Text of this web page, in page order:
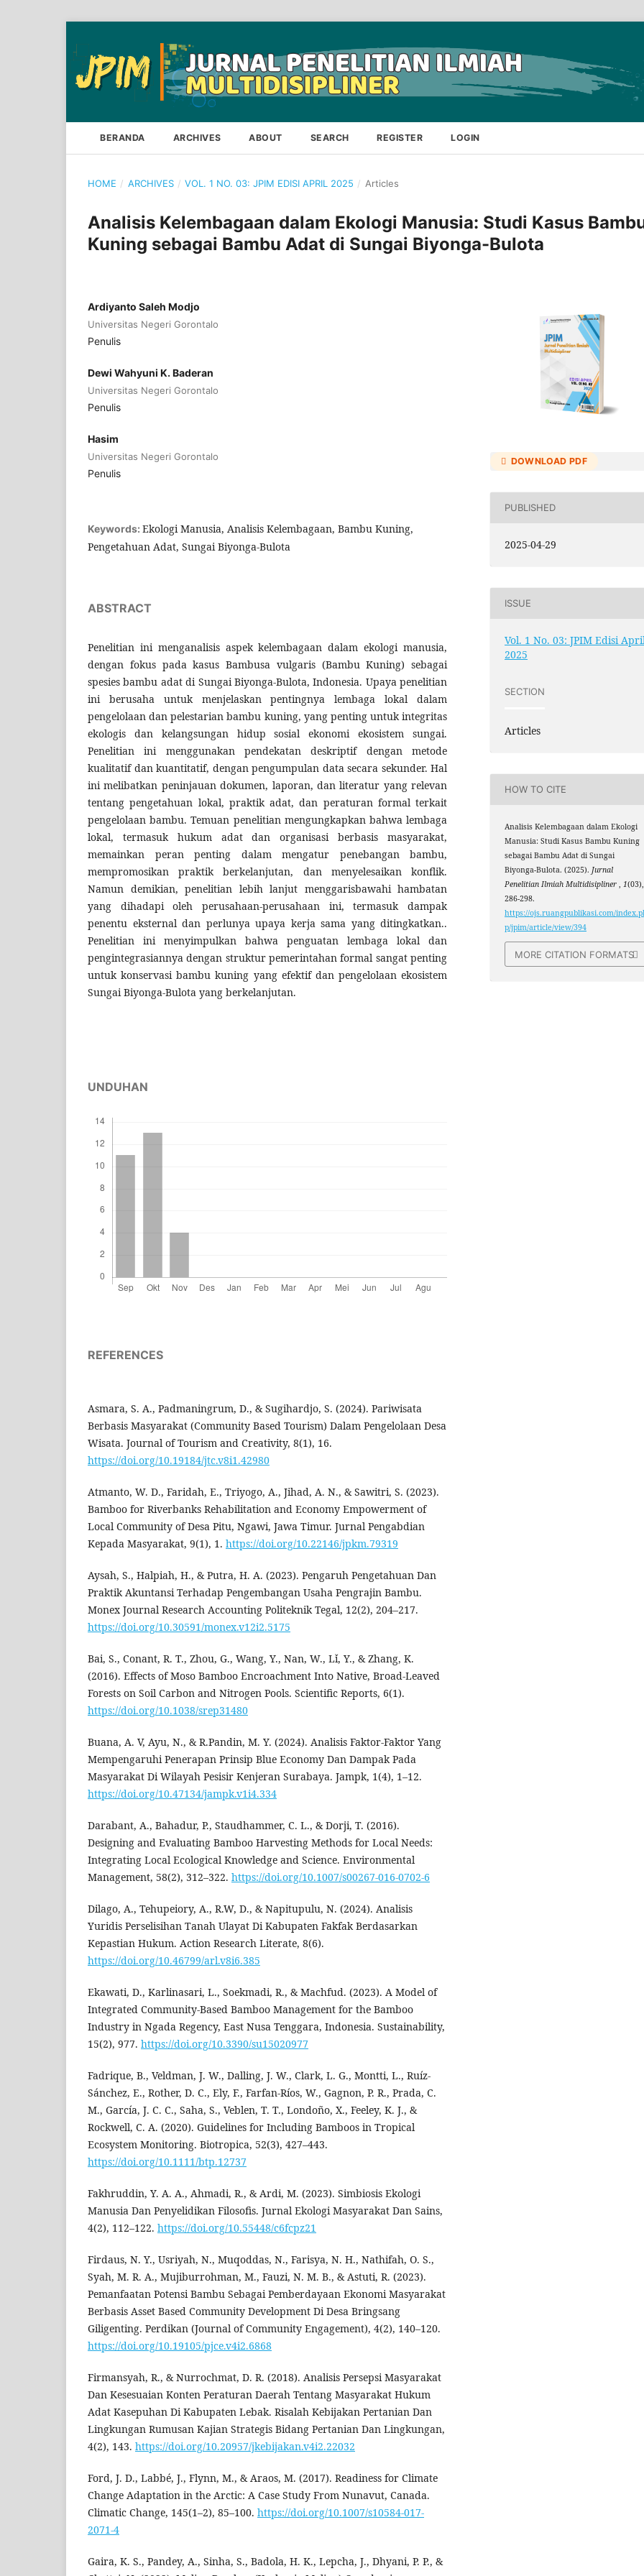
BERANDA ARCHIVES ABOUT SEARCH REGISTER LOGIN
HOME / ARCHIVES / VOL. 1 NO. 03: JPIM EDISI APRIL 2025 / Articles
Analisis Kelembagaan dalam Ekologi Manusia: Studi Kasus
Kuning sebagai Bambu Adat di Sungai Biyonga-Bulota
Ardiyanto Saleh Modjo
Universitas Negeri Gorontalo
Penulis
Dewi Wahyuni K. Baderan
Universitas Negeri Gorontalo
Penulis
Hasim
Universitas Negeri Gorontalo
Penulis
Keywords: Ekologi Manusia, Analisis Kelembagaan, Bambu Kuning,
Pengetahuan Adat, Sungai Biyonga-Bulota
ABSTRACT
Penelitian ini menganalisis aspek kelembagaan dalam ekologi manusia,
dengan fokus pada kasus Bambusa vulgaris (Bambu Kuning) sebagai
spesies bambu adat di Sungai Biyonga-Bulota, Indonesia. Upaya penelitian
ini berusaha untuk menjelaskan pentingnya lembaga lokal dalam
pengelolaan dan pelestarian bambu kuning, yang penting untuk integritas
ekologis dan kelangsungan hidup sosial ekonomi ekosistem sungai.
Penelitian ini menggunakan pendekatan deskriptif dengan metode
kualitatif dan kuantitatif, dengan pengumpulan data secara sekunder. Hal
ini melibatkan peninjauan dokumen, laporan, dan literatur yang relevan
tentang pengetahuan lokal, praktik adat, dan peraturan formal terkait
pengelolaan bambu. Temuan penelitian mengungkapkan bahwa lembaga
lokal, termasuk hukum adat dan organisasi berbasis masyarakat,
memainkan peran penting dalam mengatur penebangan bambu,
mempromosikan praktik berkelanjutan, dan menyelesaikan konflik.
Namun demikian, penelitian lebih lanjut menggarisbawahi hambatan
yang dihadapi oleh perusahaan-perusahaan ini, termasuk dampak
penentu eksternal dan perlunya upaya kerja sama yang ditingkatkan..
Penelitian ini menyimpulkan bahwa penguatan lembaga lokal dan
pengintegrasiannya dengan struktur pemerintahan formal sangat penting
untuk konservasi bambu kuning yang efektif dan pengelolaan ekosistem
Sungai Biyonga-Bulota yang berkelanjutan.
UNDUHAN
REFERENCES
Asmara, S. A., Padmaningrum, D., & Sugihardjo, S. (2024). Pariwisata
Berbasis Masyarakat (Community Based Tourism) Dalam Pengelolaan Desa
Wisata. Journal of Tourism and Creativity, 8(1), 16.
https://doi.org/10.19184/jtc.v8i1.42980
Atmanto, W. D., Faridah, E., Triyogo, A., Jihad, A. N., & Sawitri, S. (2023).
Bamboo for Riverbanks Rehabilitation and Economy Empowerment of
Local Community of Desa Pitu, Ngawi, Jawa Timur. Jurnal Pengabdian
Kepada Masyarakat, 9(1), 1. https://doi.org/10.22146/jpkm.79319
Aysah, S., Halpiah, H., & Putra, H. A. (2023). Pengaruh Pengetahuan Dan
Praktik Akuntansi Terhadap Pengembangan Usaha Pengrajin Bambu.
Monex Journal Research Accounting Politeknik Tegal, 12(2), 204–217.
https://doi.org/10.30591/monex.v12i2.5175
Bai, S., Conant, R. T., Zhou, G., Wang, Y., Nan, W., Lǐ, Y., & Zhang, K.
(2016). Effects of Moso Bamboo Encroachment Into Native, Broad-Leaved
Forests on Soil Carbon and Nitrogen Pools. Scientific Reports, 6(1).
https://doi.org/10.1038/srep31480
Buana, A. V, Ayu, N., & R.Pandin, M. Y. (2024). Analisis Faktor-Faktor Yang
Mempengaruhi Penerapan Prinsip Blue Economy Dan Dampak Pada
Masyarakat Di Wilayah Pesisir Kenjeran Surabaya. Jampk, 1(4), 1–12.
https://doi.org/10.47134/jampk.v1i4.334
Darabant, A., Bahadur, P., Staudhammer, C. L., & Dorji, T. (2016).
Designing and Evaluating Bamboo Harvesting Methods for Local Needs:
Integrating Local Ecological Knowledge and Science. Environmental
Management, 58(2), 312–322. https://doi.org/10.1007/s00267-016-0702-6
Dilago, A., Tehupeiory, A., R.W, D., & Napitupulu, N. (2024). Analisis
Yuridis Perselisihan Tanah Ulayat Di Kabupaten Fakfak Berdasarkan
Kepastian Hukum. Action Research Literate, 8(6).
https://doi.org/10.46799/arl.v8i6.385
Ekawati, D., Karlinasari, L., Soekmadi, R., & Machfud. (2023). A Model of
Integrated Community-Based Bamboo Management for the Bamboo
Industry in Ngada Regency, East Nusa Tenggara, Indonesia. Sustainability,
15(2), 977. https://doi.org/10.3390/su15020977
Fadrique, B., Veldman, J. W., Dalling, J. W., Clark, L. G., Montti, L., Ruíz-
Sánchez, E., Rother, D. C., Ely, F., Farfan‐Ríos, W., Gagnon, P. R., Prada, C.
M., García, J. C. C., Saha, S., Veblen, T. T., Londoño, X., Feeley, K. J., &
Rockwell, C. A. (2020). Guidelines for Including Bamboos in Tropical
Ecosystem Monitoring. Biotropica, 52(3), 427–443.
https://doi.org/10.1111/btp.12737
Fakhruddin, Y. A. A., Ahmadi, R., & Ardi, M. (2023). Simbiosis Ekologi
Manusia Dan Penyelidikan Filosofis. Jurnal Ekologi Masyarakat Dan Sains,
4(2), 112–122. https://doi.org/10.55448/c6fcpz21
Firdaus, N. Y., Usriyah, N., Muqoddas, N., Farisya, N. H., Nathifah, O. S.,
Syah, M. R. A., Mujiburrohman, M., Fauzi, N. M. B., & Astuti, R. (2023).
Pemanfaatan Potensi Bambu Sebagai Pemberdayaan Ekonomi Masyarakat
Berbasis Asset Based Community Development Di Desa Bringsang
Giligenting. Perdikan (Journal of Community Engagement), 4(2), 140–120.
https://doi.org/10.19105/pjce.v4i2.6868
Firmansyah, R., & Nurrochmat, D. R. (2018). Analisis Persepsi Masyarakat
Dan Kesesuaian Konten Peraturan Daerah Tentang Masyarakat Hukum
Adat Kasepuhan Di Kabupaten Lebak. Risalah Kebijakan Pertanian Dan
Lingkungan Rumusan Kajian Strategis Bidang Pertanian Dan Lingkungan,
4(2), 143. https://doi.org/10.20957/jkebijakan.v4i2.22032
Ford, J. D., Labbé, J., Flynn, M., & Araos, M. (2017). Readiness for Climate
Change Adaptation in the Arctic: A Case Study From Nunavut, Canada.
Climatic Change, 145(1–2), 85–100. https://doi.org/10.1007/s10584-017-
2071-4
Gaira, K. S., Pandey, A., Sinha, S., Badola, H. K., Lepcha, J., Dhyani, P. P., &
DOWNLOAD PDF
PUBLISHED
2025-04-29
ISSUE
Vol. 1 No. 03: JPIM Edisi
2025
SECTION
Articles
HOW TO CITE
Analisis Kelembagaan dalam Ekologi
Manusia: Studi Kasus Bambu Kuning
sebagai Bambu Adat di Sungai
Biyonga-Bulota. (2025).Jurnal
Penelitian Ilmiah Multidisipliner,1(03),
286-298.
https://ojs.ruangpublikasi.com/
p/jpim/article/view/394
MORE CITATION FORMATS